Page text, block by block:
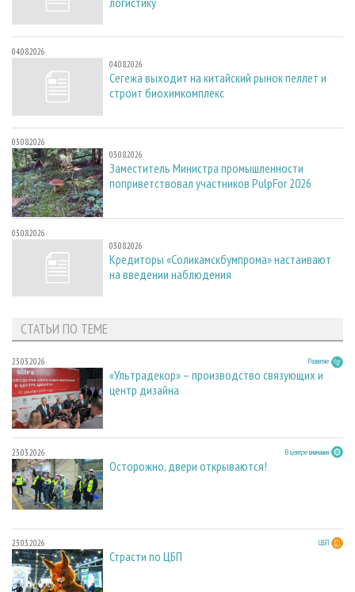
04.08.2026
04.08.2026
Сегежа выходит на китайский рынок пеллет и
строит биохимкомплекс
03.08.2026
03.08.2026
Заместитель Министра промышленности
поприветствовал участников PulpFor 2026
03.08.2026
03.08.2026
Кредиторы «Соликамскбумпрома» настаивают
на введении наблюдения
СТАТЬИ ПО ТЕМЕ
23.03.2026 Развитие
«Ультрадекор» – производство связующих и
центр дизайна
23.03.2026 В центре внимания
Осторожно, двери открываются!
23.03.2026 ЦБП
Страсти по ЦБП